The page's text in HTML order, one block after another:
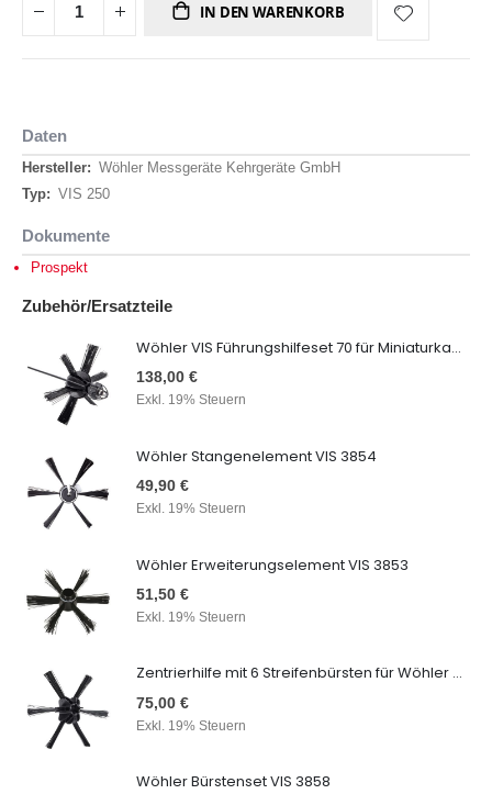
IN DEN WARENKORB
Daten
Daten
Wöhler Messgeräte Kehrgeräte GmbH
VIS 250
Dokumente
Prospekt
Zubehör/Ersatzteile
Wöhler VIS Führungshilfeset 70 für Miniaturkamerakopf
138,00 €
Exkl. 19% Steuern
Wöhler Stangenelement VIS 3854
49,90 €
Exkl. 19% Steuern
Wöhler Erweiterungselement VIS 3853
51,50 €
Exkl. 19% Steuern
Zentrierhilfe mit 6 Streifenbürsten für Wöhler VIS 2xx, 3850
75,00 €
Exkl. 19% Steuern
Wöhler Bürstenset VIS 3858